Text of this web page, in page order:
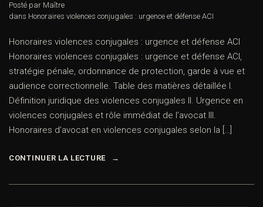
Posté par Maître
dans Honoraires violences conjugales : urgence et défense ACI
Honoraires violences conjugales : urgence et défense ACI
Honoraires violences conjugales : urgence et défense ACI,
stratégie pénale, ordonnance de protection, garde à vue et
audience correctionnelle. Table des matières détaillée I.
Définition juridique des violences conjugales II. Urgence en
violences conjugales et rôle immédiat de l’avocat III.
Honoraires d’avocat en violences conjugales selon la […]
CONTINUER LA LECTURE